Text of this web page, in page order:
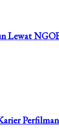
Lewat
Perfilman